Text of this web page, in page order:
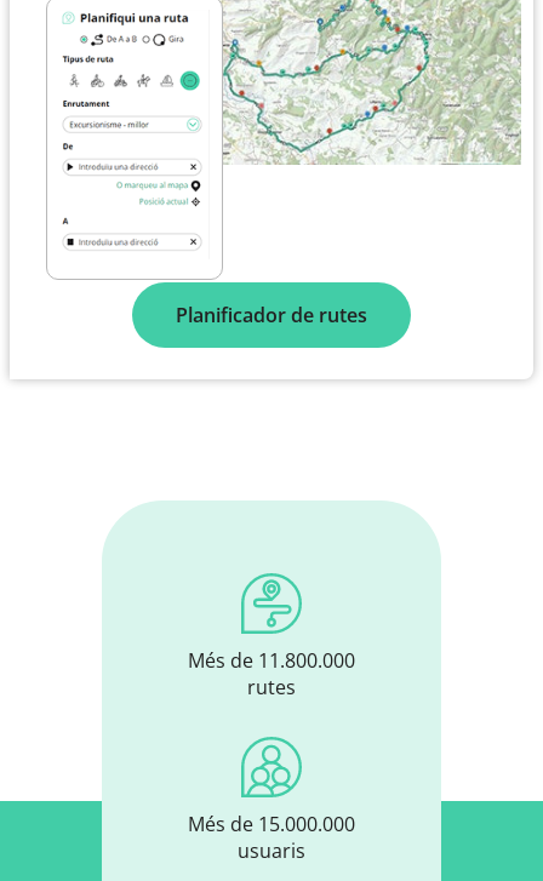
Planificador de rutes
Més de 11.800.000
rutes
Més de 15.000.000
usuaris